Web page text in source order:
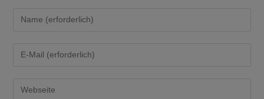
deinen
Benutzernamen
ein
deine
Adresse
deine